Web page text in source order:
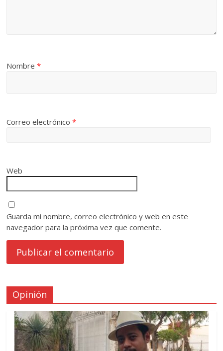
Nombre*
Correo electrónico*
Web
Guarda mi nombre, correo electrónico y web en este
navegador para la próxima vez que comente.
Opinión